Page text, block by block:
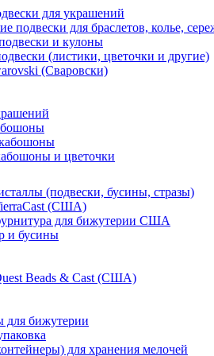
для украшений
подвески для браслетов, колье,
и кулоны
(листики, цветочки и другие)
(Сваровски)
и цветочки
(подвески, бусины, стразы)
(США)
для бижутерии США
и бусины
Beads & Cast (США)
для бижутерии
для хранения мелочей